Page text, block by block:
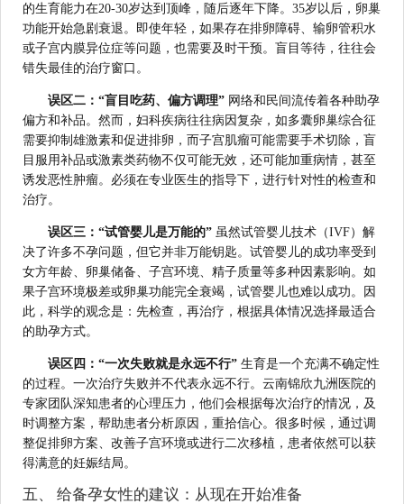
的生育能力在20-30岁达到顶峰，随后逐年下降。35岁以后，卵巢
功能开始急剧衰退。即使年轻，如果存在排卵障碍、输卵管积水
或子宫内膜异位症等问题，也需要及时干预。盲目等待，往往会
错失最佳的治疗窗口。
误区二：“盲目吃药、偏方调理” 网络和民间流传着各种助孕
偏方和补品。然而，妇科疾病往往病因复杂，如多囊卵巢综合征
需要抑制雄激素和促进排卵，而子宫肌瘤可能需要手术切除，盲
目服用补品或激素类药物不仅可能无效，还可能加重病情，甚至
诱发恶性肿瘤。必须在专业医生的指导下，进行针对性的检查和
治疗。
误区三：“试管婴儿是万能的” 虽然试管婴儿技术（IVF）解
决了许多不孕问题，但它并非万能钥匙。试管婴儿的成功率受到
女方年龄、卵巢储备、子宫环境、精子质量等多种因素影响。如
果子宫环境极差或卵巢功能完全衰竭，试管婴儿也难以成功。因
此，科学的观念是：先检查，再治疗，根据具体情况选择最适合
的助孕方式。
误区四：“一次失败就是永远不行” 生育是一个充满不确定性
的过程。一次治疗失败并不代表永远不行。云南锦欣九洲医院的
专家团队深知患者的心理压力，他们会根据每次治疗的情况，及
时调整方案，帮助患者分析原因，重拾信心。很多时候，通过调
整促排卵方案、改善子宫环境或进行二次移植，患者依然可以获
得满意的妊娠结局。
五、 给备孕女性的建议：从现在开始准备